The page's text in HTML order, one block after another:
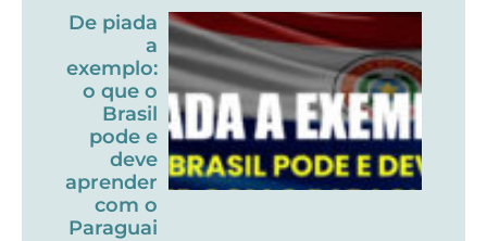
De piada
a
exemplo:
o que o
Brasil
pode e
deve
aprender
com o
Paraguai